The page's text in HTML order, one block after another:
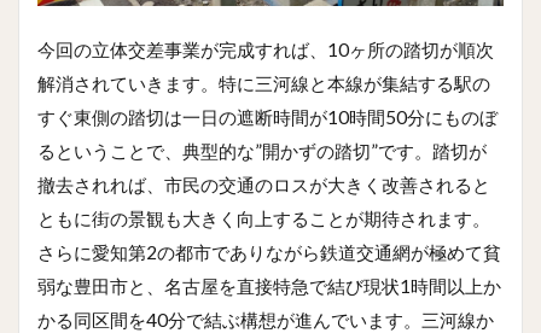
今回の立体交差事業が完成すれば、10ヶ所の踏切が順次
解消されていきます。特に三河線と本線が集結する駅の
すぐ東側の踏切は一日の遮断時間が10時間50分にものぼ
るということで、典型的な”開かずの踏切”です。踏切が
撤去されれば、市民の交通のロスが大きく改善されると
ともに街の景観も大きく向上することが期待されます。
さらに愛知第2の都市でありながら鉄道交通網が極めて貧
弱な豊田市と、名古屋を直接特急で結び現状1時間以上か
かる同区間を40分で結ぶ構想が進んでいます。三河線か